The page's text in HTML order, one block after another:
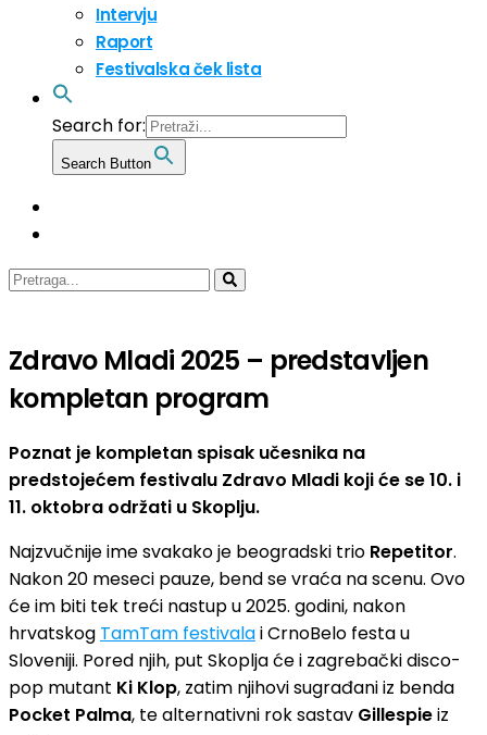
Intervju
Raport
Festivalska ček lista
Search for:
Search Button
Zdravo Mladi 2025 – predstavljen
kompletan program
Poznat je kompletan spisak učesnika na
predstojećem festivalu Zdravo Mladi koji će se 10. i
11. oktobra održati u Skoplju.
Najzvučnije ime svakako je beogradski trio Repetitor.
Nakon 20 meseci pauze, bend se vraća na scenu. Ovo
će im biti tek treći nastup u 2025. godini, nakon
hrvatskog TamTam festivalai CrnoBelo festa u
Sloveniji. Pored njih, put Skoplja će i zagrebački disco-
pop mutant Ki Klop, zatim njihovi sugrađani iz benda
Pocket Palma, te alternativni rok sastav Gillespieiz